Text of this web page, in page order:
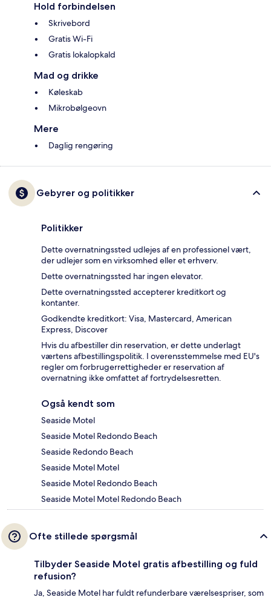
Hold forbindelsen
Skrivebord
Gratis Wi-Fi
Gratis lokalopkald
Mad og drikke
Køleskab
Mikrobølgeovn
Mere
Daglig rengøring
Gebyrer og politikker
Politikker
Dette overnatningssted udlejes af en professionel vært,
der udlejer som en virksomhed eller et erhverv.
Dette overnatningssted har ingen elevator.
Dette overnatningssted accepterer kreditkort og
kontanter.
Godkendte kreditkort: Visa, Mastercard, American
Express, Discover
Hvis du afbestiller din reservation, er dette underlagt
værtens afbestillingspolitik. I overensstemmelse med EU's
regler om forbrugerrettigheder er reservation af
overnatning ikke omfattet af fortrydelsesretten.
Også kendt som
Seaside Motel
Seaside Motel Redondo Beach
Seaside Redondo Beach
Seaside Motel Motel
Seaside Motel Redondo Beach
Seaside Motel Motel Redondo Beach
Ofte stillede spørgsmål
Tilbyder Seaside Motel gratis afbestilling og fuld
refusion?
Ja, Seaside Motel har fuldt refunderbare værelsespriser, som